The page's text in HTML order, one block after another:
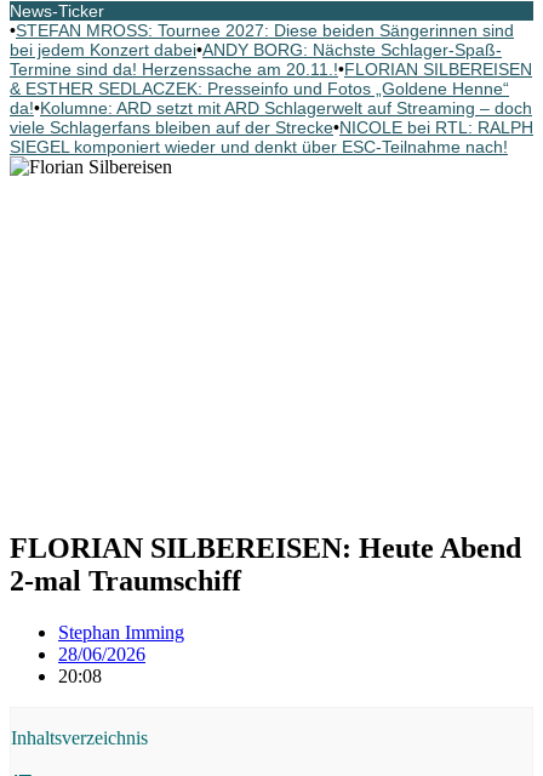
News-Ticker
•STEFAN MROSS: Tournee 2027: Diese beiden Sängerinnen sind
bei jedem Konzert dabei•ANDY BORG: Nächste Schlager-Spaß-
Termine sind da! Herzenssache am 20.11.!•FLORIAN SILBEREISEN
& ESTHER SEDLACZEK: Presseinfo und Fotos „Goldene Henne“
da!•Kolumne: ARD setzt mit ARD Schlagerwelt auf Streaming – doch
viele Schlagerfans bleiben auf der Strecke•NICOLE bei RTL: RALPH
SIEGEL komponiert wieder und denkt über ESC-Teilnahme nach!
FLORIAN SILBEREISEN: Heute Abend
2-mal Traumschiff
Stephan Imming
28/06/2026
20:08
Inhaltsverzeichnis